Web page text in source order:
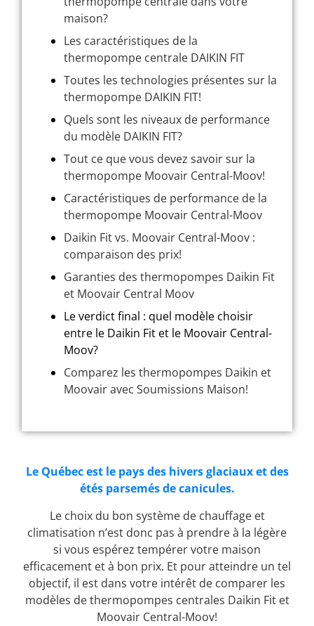
maison?
Les caractéristiques de la
thermopompe centrale DAIKIN FIT
Toutes les technologies présentes sur la
thermopompe DAIKIN FIT!
Quels sont les niveaux de performance
du modèle DAIKIN FIT?
Tout ce que vous devez savoir sur la
thermopompe Moovair Central-Moov!
Caractéristiques de performance de la
thermopompe Moovair Central-Moov
Daikin Fit vs. Moovair Central-Moov :
comparaison des prix!
Garanties des thermopompes Daikin Fit
et Moovair Central Moov
Le verdict final : quel modèle choisir
entre le Daikin Fit et le Moovair Central-
Moov?
Comparez les thermopompes Daikin et
Moovair avec Soumissions Maison!
Le Québec est le pays des hivers glaciaux et des
étés parsemés de canicules.
Le choix du bon système de chauffage et
climatisation n’est donc pas à prendre à la légère
si vous espérez tempérer votre maison
efficacement et à bon prix. Et pour atteindre un tel
objectif, il est dans votre intérêt de comparer les
modèles de thermopompes centrales Daikin Fit et
Moovair Central-Moov!